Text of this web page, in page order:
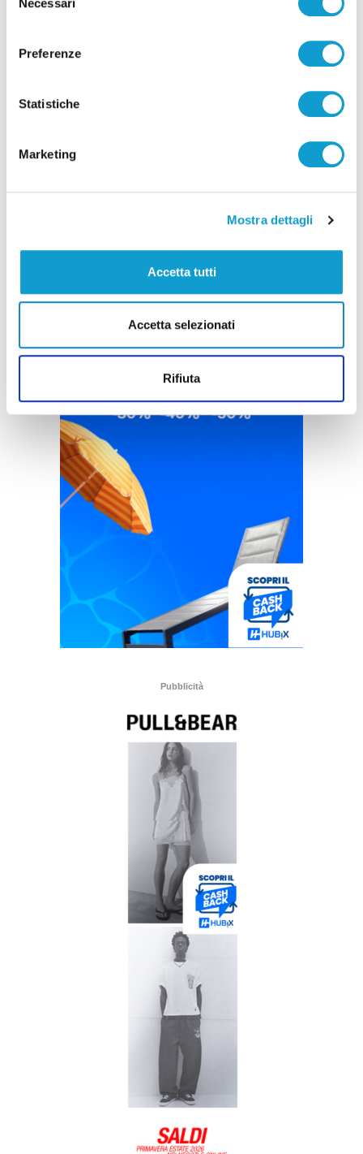
del
Preferenze
Statistiche
Marketing
Mostra dettagli
Accetta tutti
Accetta selezionati
Rifiuta
Pubblicità